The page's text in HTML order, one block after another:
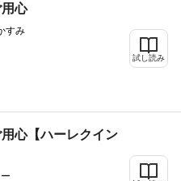
心
すみ
試し読み
心【ハーレクイン